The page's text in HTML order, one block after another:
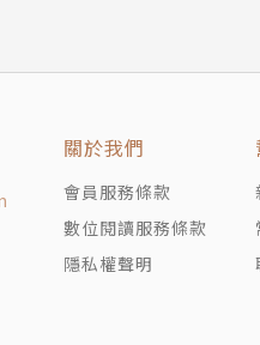
人詮釋希伯來聖經的經
然》《紐約時報》《華盛
詞
法替代你記憶
才是智慧靈藥
關於我們
會員服務條款
數位閱讀服務條款
隱私權聲明